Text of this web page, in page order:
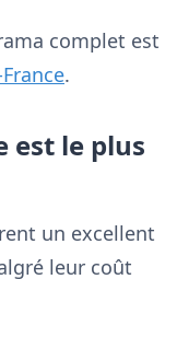
complet est
.
est le plus
un excellent
leur coût